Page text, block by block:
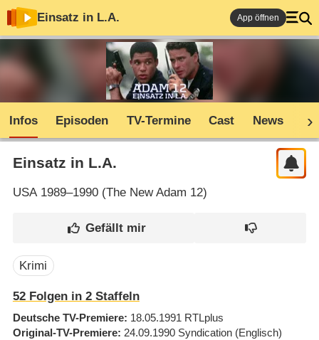
Einsatz in L.A. App öffnen
Infos Episoden TV-Termine Cast News
Einsatz in L.A.
USA1989–1990 (The New Adam 12)
Krimi
52Folgen in 2Staffeln
Deutsche TV-Premiere 18.05.1991 RTLplus
Original-TV-Premiere 24.09.1990 Syndication (Englisch)